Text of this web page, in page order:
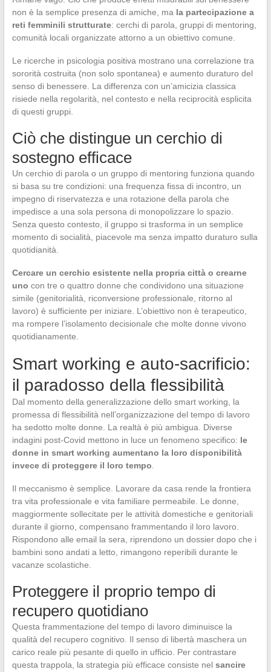
non è la semplice presenza di amiche, ma la partecipazione a
reti femminili strutturate: cerchi di parola, gruppi di mentoring,
comunità locali organizzate attorno a un obiettivo comune.
Le ricerche in psicologia positiva mostrano una correlazione tra
sororità costruita (non solo spontanea) e aumento duraturo del
senso di benessere. La differenza con un’amicizia classica
risiede nella regolarità, nel contesto e nella reciprocità esplicita
di questi gruppi.
Ciò che distingue un cerchio di
sostegno efficace
Un cerchio di parola o un gruppo di mentoring funziona quando
si basa su tre condizioni: una frequenza fissa di incontro, un
impegno di riservatezza e una rotazione della parola che
impedisce a una sola persona di monopolizzare lo spazio.
Senza questo contesto, il gruppo si trasforma in un semplice
momento di socialità, piacevole ma senza impatto duraturo sulla
quotidianità.
Cercare un cerchio esistente nella propria città o crearne
uno con tre o quattro donne che condividono una situazione
simile (genitorialità, riconversione professionale, ritorno al
lavoro) è sufficiente per iniziare. L’obiettivo non è terapeutico,
ma rompere l’isolamento decisionale che molte donne vivono
quotidianamente.
Smart working e auto-sacrificio:
il paradosso della flessibilità
Dal momento della generalizzazione dello smart working, la
promessa di flessibilità nell’organizzazione del tempo di lavoro
ha sedotto molte donne. La realtà è più ambigua. Diverse
indagini post-Covid mettono in luce un fenomeno specifico: le
donne in smart working aumentano la loro disponibilità
invece di proteggere il loro tempo.
Il meccanismo è semplice. Lavorare da casa rende la frontiera
tra vita professionale e vita familiare permeabile. Le donne,
maggiormente sollecitate per le attività domestiche e genitoriali
durante il giorno, compensano frammentando il loro lavoro.
Rispondono alle email la sera, riprendono un dossier dopo che i
bambini sono andati a letto, rimangono reperibili durante le
vacanze scolastiche.
Proteggere il proprio tempo di
recupero quotidiano
Questa frammentazione del tempo di lavoro diminuisce la
qualità del recupero cognitivo. Il senso di libertà maschera un
carico reale più pesante di quello in ufficio. Per contrastare
questa trappola, la strategia più efficace consiste nel sancire